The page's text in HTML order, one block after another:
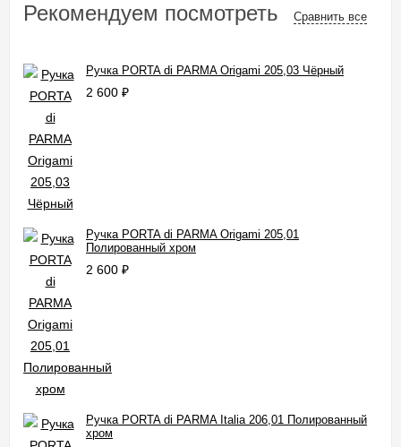
Рекомендуем посмотреть Сравнить все
Ручка PORTA di PARMA Origami 205,03 Чёрный
2 600 ₽
Ручка PORTA di PARMA Origami 205,01
Полированный хром
2 600 ₽
Ручка PORTA di PARMA Italia 206,01 Полированный
хром